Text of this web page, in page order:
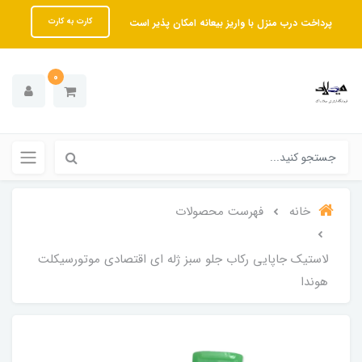
پرداخت درب منزل با واریز بیعانه امکان پذیر است کارت به کارت
0
خانه فهرست محصولات
لاستیک جاپایی رکاب جلو سبز ژله ای اقتصادی موتورسیکلت
هوندا